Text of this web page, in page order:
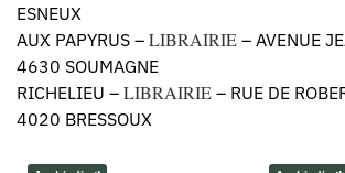
ESNEUX
AUX PAPYRUS – LIBRAIRIE – AVENUE
4630 SOUMAGNE
RICHELIEU – LIBRAIRIE – RUE DE
4020 BRESSOUX